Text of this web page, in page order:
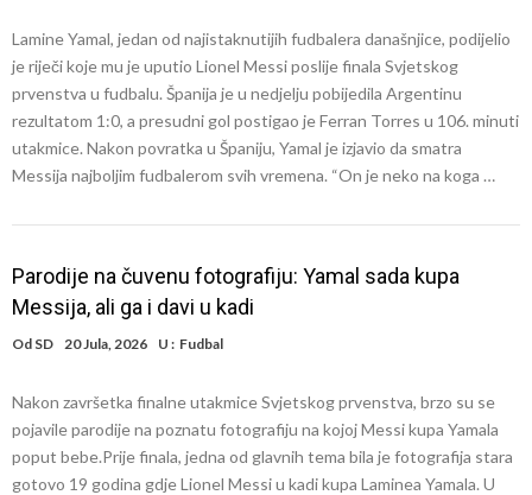
Lamine Yamal, jedan od najistaknutijih fudbalera današnjice, podijelio
je riječi koje mu je uputio Lionel Messi poslije finala Svjetskog
prvenstva u fudbalu. Španija je u nedjelju pobijedila Argentinu
rezultatom 1:0, a presudni gol postigao je Ferran Torres u 106. minuti
utakmice. Nakon povratka u Španiju, Yamal je izjavio da smatra
Messija najboljim fudbalerom svih vremena. “On je neko na koga …
Parodije na čuvenu fotografiju: Yamal sada kupa
Messija, ali ga i davi u kadi
Od SD 20 Jula, 2026 U : Fudbal
Nakon završetka finalne utakmice Svjetskog prvenstva, brzo su se
pojavile parodije na poznatu fotografiju na kojoj Messi kupa Yamala
poput bebe.Prije finala, jedna od glavnih tema bila je fotografija stara
gotovo 19 godina gdje Lionel Messi u kadi kupa Laminea Yamala. U